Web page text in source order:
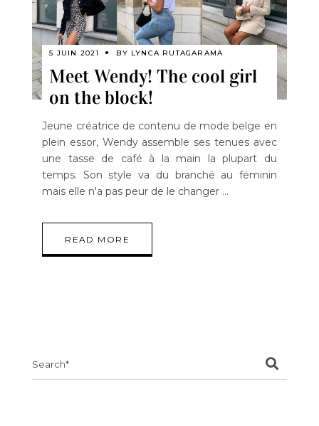
5 JUIN 2021 BY LYNCA RUTAGARAMA
Meet Wendy! The cool girl
on the block!
Jeune créatrice de contenu de mode belge en
plein essor, Wendy assemble ses tenues avec
une tasse de café à la main la plupart du
temps. Son style va du branché au féminin
mais elle n'a pas peur de le changer
READ MORE